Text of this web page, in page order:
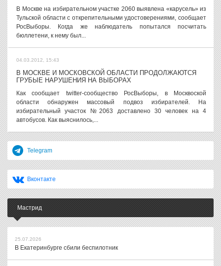
В Москве на избирательном участке 2060 выявлена «карусель» из
Тульской области с открепительными удостоверениями, сообщает
РосВыборы. Когда же наблюдатель попытался посчитать
бюллетени, к нему был...
04.03.2012, 15:43
В МОСКВЕ И МОСКОВСКОЙ ОБЛАСТИ ПРОДОЛЖАЮТСЯ
ГРУБЫЕ НАРУШЕНИЯ НА ВЫБОРАХ
Как сообщает twitter-сообщество РосВыборы, в Москвоской
области обнаружен массовый подвоз избирателей. На
избирательный участок №2063 доставлено 30 человек на 4
автобусов. Как выяснилось,...
Telegram
Вконтакте
Мастрид
25.07.2026
В Екатеринбурге сбили беспилотник